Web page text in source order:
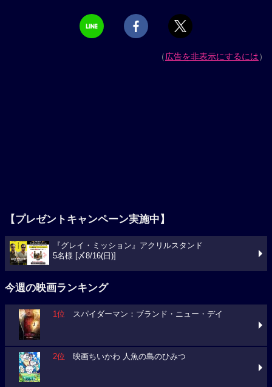
（広告を非表示にするには）
【プレゼントキャンペーン実施中】
『グレイ・ミッション』アクリルスタンド
5名様 [〆8/16(日)]
今週の映画ランキング
1位 スパイダーマン：ブランド・ニュー・デイ
2位 映画ちいかわ 人魚の島のひみつ